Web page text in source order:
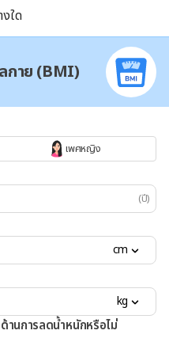
ใด
กาย (BMI)
เพศหญิง
(ปี)
cm
kg
านการลดน้ำหนักหรือไม่